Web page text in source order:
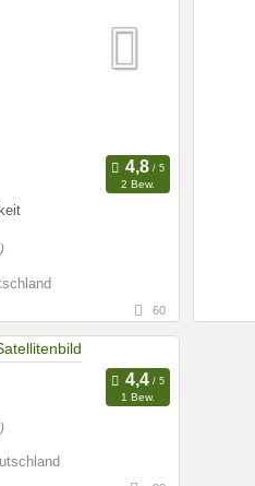
2 Bew.
60
1 Bew.